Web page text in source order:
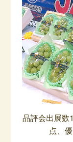
品評会出展数
点、